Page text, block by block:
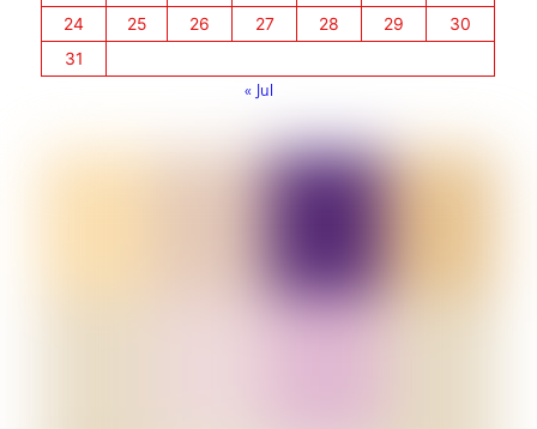
24
25 26 27 28 29
30
31
« Jul